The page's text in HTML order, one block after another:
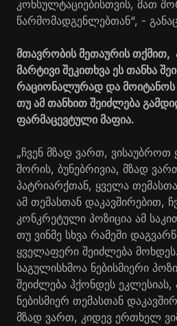
კონსულტაციებისთვის, მათ
წარმომადგენლებთან“, -
მთავრობის მეთაურის თქმით,
მარტივი შეკითხვა ეს თანხა
რაციონალურად და მოიტანოს
თუ ამ თანხით შეიძლება
ფარმაცევტული მაფია.
„ჩვენ მზად ვართ, ვისაუბროთ
შორის, ბუნებრივია, მზად
პატრიარქთან, ყველა
ამ თემასთან დაკავშირებით,
კონკრეტული პოზიცია ამ
თუ ვინმე სხვა რამეში
ყველაფერი შეიძლება
საგულისხმოა ნებისმიერი
შეიძლება ჰქონდეს ეკლესიას,
ნებისმიერ თემასთან
მზად ვართ, კიდევ ერთხელ